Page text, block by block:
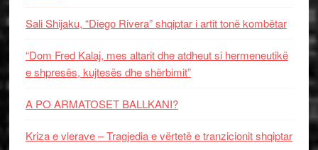
Sali Shijaku, “Diego Rivera” shqiptar i artit tonë kombëtar
“Dom Fred Kalaj, mes altarit dhe atdheut si hermeneutikë
e shpresës, kujtesës dhe shërbimit”
A PO ARMATOSET BALLKANI?
Kriza e vlerave – Tragjedia e vërtetë e tranzicionit shqiptar